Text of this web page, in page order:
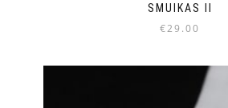
SMUIKAS II
€29.00